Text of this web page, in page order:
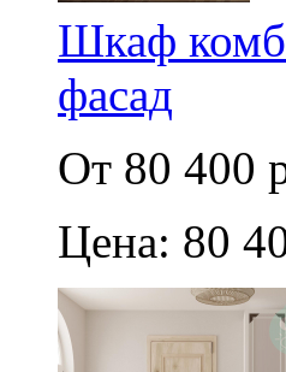
Шкаф
фасад
От 80 400
Цена: 80